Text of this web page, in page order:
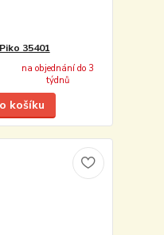
35401
na objednání do 3
týdnů
košíku